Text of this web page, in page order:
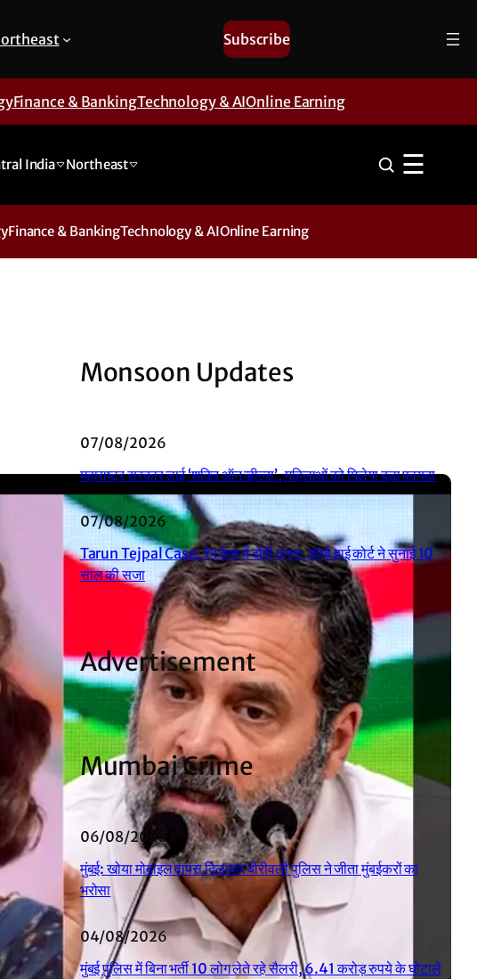
Subscribe
Finance & BankingTechnology & AIOnline Earning
India Northeast ☰
Finance & BankingTechnology & AIOnline Earning
Monsoon Updates
07/08/2026
महाराष्ट्र सरकार लाई ‘शक्ति ऑन व्हील्स’, महिलाओं को मिलेगा बड़ा फायदा
07/08/2026
Tarun Tejpal Case: रेप केस में दोषी करार, बॉम्बे हाई कोर्ट ने सुनाई 10
साल की सजा
Advertisement
Mumbai Crime
06/08/2026
मुंबई: खोया मोबाइल वापस दिलाकर बोरीवली पुलिस ने जीता मुंबईकरों का
भरोसा
04/08/2026
मुंबई पुलिस में बिना भर्ती 10 लोग लेते रहे सैलरी, 6.41 करोड़ रुपये के घोटाले